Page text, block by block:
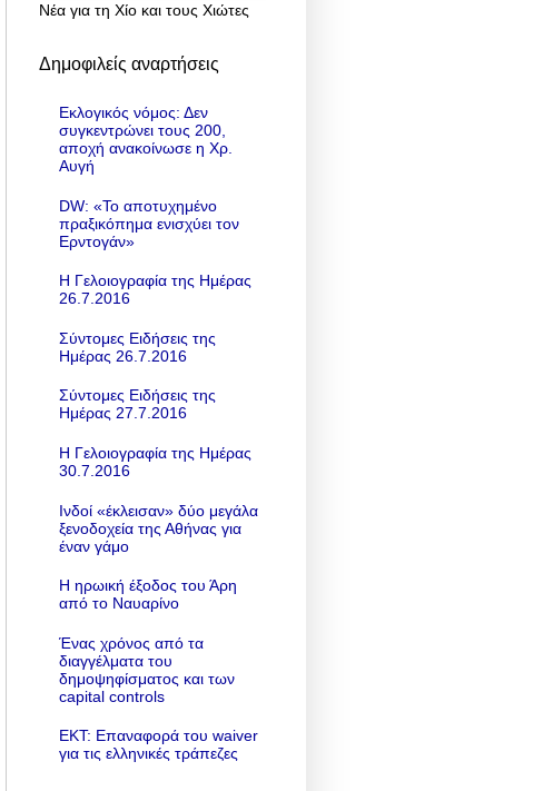
Νέα για τη Χίο και τους Χιώτες
Δημοφιλείς αναρτήσεις
Εκλογικός νόμος: Δεν
συγκεντρώνει τους 200,
αποχή ανακοίνωσε η Χρ.
Αυγή
DW: «To αποτυχημένο
πραξικόπημα ενισχύει τον
Ερντογάν»
Η Γελοιογραφία της Ημέρας
26.7.2016
Σύντομες Ειδήσεις της
Ημέρας 26.7.2016
Σύντομες Ειδήσεις της
Ημέρας 27.7.2016
Η Γελοιογραφία της Ημέρας
30.7.2016
Ινδοί «έκλεισαν» δύο μεγάλα
ξενοδοχεία της Αθήνας για
έναν γάμο
Η ηρωική έξοδος του Άρη
από το Ναυαρίνο
Ένας χρόνος από τα
διαγγέλματα του
δημοψηφίσματος και των
capital controls
ΕΚΤ: Επαναφορά του waiver
για τις ελληνικές τράπεζες